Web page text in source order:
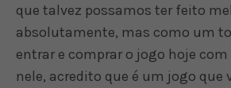
que talvez possamos ter feito
absolutamente, mas como um
entrar e comprar o jogo hoje
nele, acredito que é um jogo que